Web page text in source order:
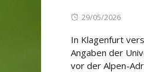
Posted
29/05/2026
In Klagenfurt
Angaben der
vor der Alpen-